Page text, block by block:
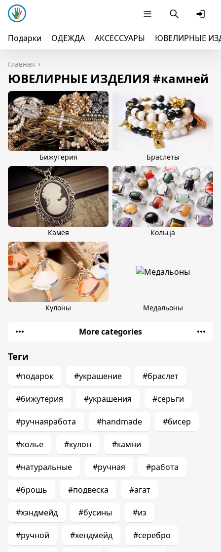
Подарки ОДЕЖДА АКСЕССУАРЫ ЮВЕЛИРНЫЕ
Главная
ЮВЕЛИРНЫЕ ИЗДЕЛИЯ #камней
Бижутерия Браслеты
Камея Кольца
Кулоны Медальоны
More categories
Теги
#подарок #украшение #браслет
#бижутерия #украшения #серьги
#ручнаяработа #handmade #бисер
#колье #кулон #камни
#натуральные #ручная #работа
#брошь #подвеска #агат
#хэндмейд #бусины #из
#ручной #хендмейд #серебро